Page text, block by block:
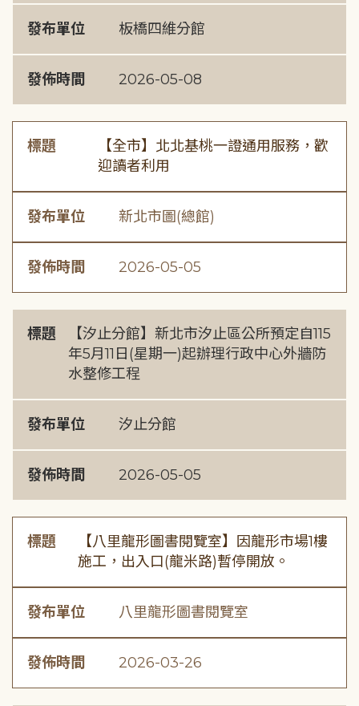
發布單位 板橋四維分館
發佈時間 2026-05-08
標題
【全市】北北基桃一證通用服務，歡
迎讀者利用
發布單位 新北市圖(總館)
發佈時間 2026-05-05
標題
【汐止分館】新北市汐止區公所預定自115
年5月11日(星期一)起辦理行政中心外牆防
水整修工程
發布單位 汐止分館
發佈時間 2026-05-05
標題
【八里龍形圖書閱覽室】因龍形市場1樓
施工，出入口(龍米路)暫停開放。
發布單位 八里龍形圖書閱覽室
發佈時間 2026-03-26